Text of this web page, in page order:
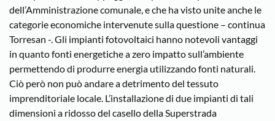
dell’Amministrazione comunale, e che ha visto unite anche le
categorie economiche intervenute sulla questione – continua
Torresan -. Gli impianti fotovoltaici hanno notevoli vantaggi
in quanto fonti energetiche a zero impatto sull’ambiente
permettendo di produrre energia utilizzando fonti naturali.
Ciò però non può andare a detrimento del tessuto
imprenditoriale locale. L’installazione di due impianti di tali
dimensioni a ridosso del casello della Superstrada